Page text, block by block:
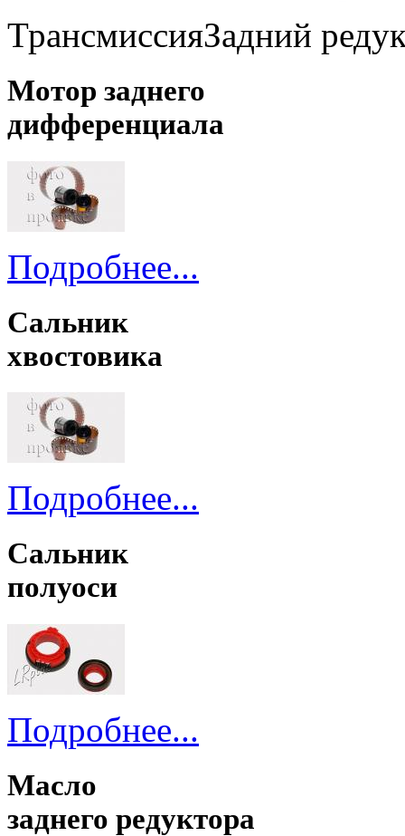
ТрансмиссияЗадний
Мотор заднего
дифференциала
Подробнее...
Сальник
хвостовика
Подробнее...
Сальник
полуоси
Подробнее...
Масло
заднего редуктора